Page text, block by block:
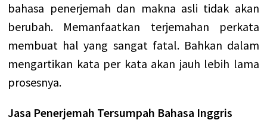
bahasa penerjemah dan makna asli tidak akan
berubah. Memanfaatkan terjemahan perkata
membuat hal yang sangat fatal. Bahkan dalam
mengartikan kata per kata akan jauh lebih lama
prosesnya.
Jasa Penerjemah Tersumpah Bahasa Inggris